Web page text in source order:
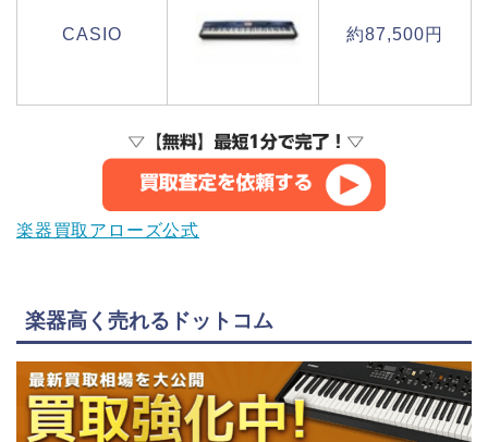
CASIO 約87,500円
楽器買取アローズ公式
楽器高く売れるドットコム